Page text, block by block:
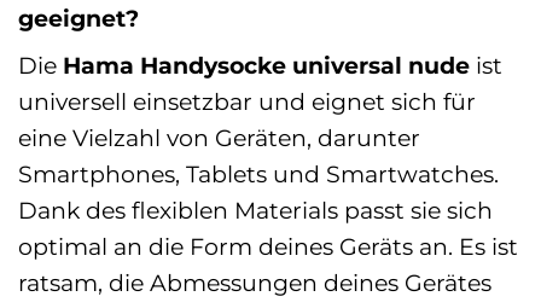
geeignet?
Die Hama Handysocke universal nude ist
universell einsetzbar und eignet sich für
eine Vielzahl von Geräten, darunter
Smartphones, Tablets und Smartwatches.
Dank des flexiblen Materials passt sie sich
optimal an die Form deines Geräts an. Es ist
ratsam, die Abmessungen deines Gerätes